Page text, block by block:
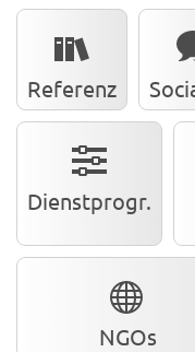
Referenz
Dienstprogr.
NGOs